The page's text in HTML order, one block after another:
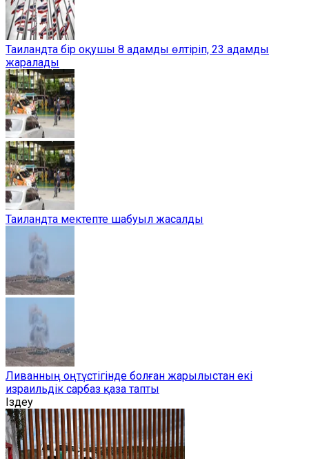
Таиландта бір оқушы 8 адамды өлтіріп, 23 адамды
жаралады
Таиландта мектепте шабуыл жасалды
Ливанның оңтүстігінде болған жарылыстан екі
израильдік сарбаз қаза тапты
Іздеу